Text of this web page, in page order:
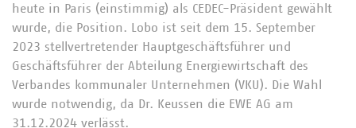
heute in Paris (einstimmig) als CEDEC-Präsident gewählt
wurde, die Position. Lobo ist seit dem 15. September
2023 stellvertretender Hauptgeschäftsführer und
Geschäftsführer der Abteilung Energiewirtschaft des
Verbandes kommunaler Unternehmen (VKU). Die Wahl
wurde notwendig, da Dr. Keussen die EWE AG am
31.12.2024 verlässt.